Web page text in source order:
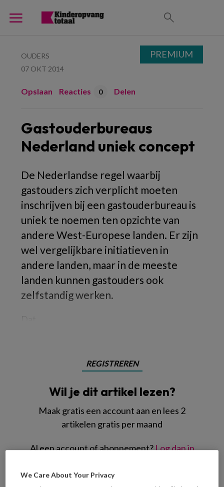
OUDERS
07 OKT 2014
Opslaan Reacties 0 Delen
Gastouderbureaus
Nederland uniek concept
De Nederlandse regel waarbij
gastouders zich verplicht moeten
inschrijven bij een gastouderbureau is
uniek te noemen ten opzichte van
andere West-Europese landen. Er zijn
wel vergelijkbare initiatieven in
andere landen, maar in de meeste
landen kunnen gastouders ook
zelfstandig werken.
REGISTREREN
Wil je dit artikel lezen?
Maak gratis een account aan en lees 2
artikelen gratis per maand
Al een account of abonnement?Log dan in
Wat
PREMIUM
We Care About Your Privacy